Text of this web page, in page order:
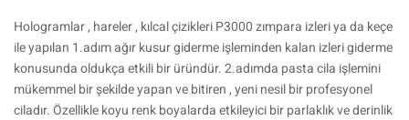
Hologramlar , hareler , kılcal çizikleri P3000 zımpara izleri ya da keçe
ile yapılan 1.adım ağır kusur giderme işleminden kalan izleri giderme
konusunda oldukça etkili bir üründür. 2.adımda pasta cila işlemini
mükemmel bir şekilde yapan ve bitiren , yeni nesil bir profesyonel
ciladır. Özellikle koyu renk boyalarda etkileyici bir parlaklık ve derinlik